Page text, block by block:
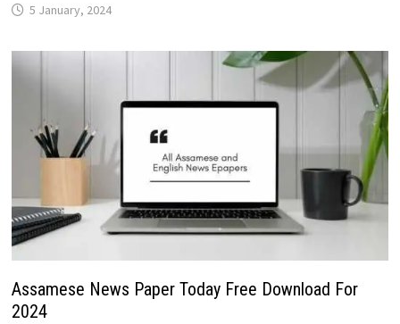
5 January, 2024
Assamese News Paper Today Free Download For
2024